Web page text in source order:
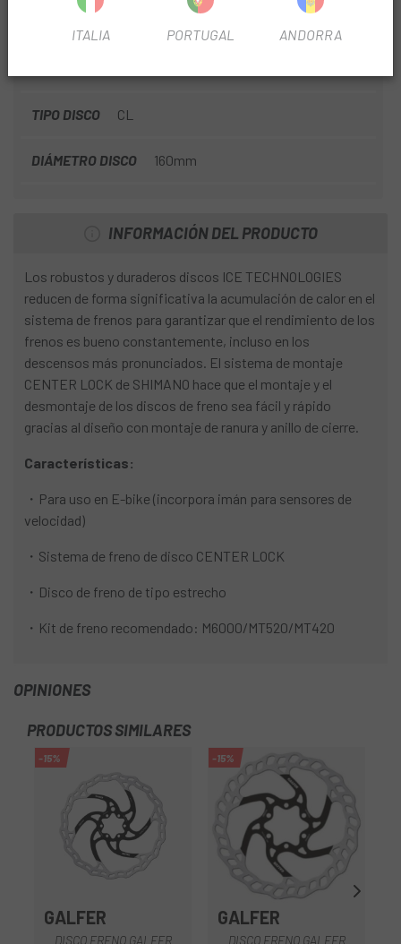
TIPO DISCO CL
DIÁMETRO DISCO 160mm
INFORMACIÓN DEL PRODUCTO
Los robustos y duraderos discos ICE TECHNOLOGIES
reducen de forma significativa la acumulación de calor en el
sistema de frenos para garantizar que el rendimiento de los
frenos es bueno constantemente, incluso en los
descensos más pronunciados. El sistema de montaje
CENTER LOCK de SHIMANO hace que el montaje y el
desmontaje de los discos de freno sea fácil y rápido
gracias al diseño con montaje de ranura y anillo de cierre.
Características:
・Para uso en E-bike (incorpora imán para sensores de
velocidad)
・Sistema de freno de disco CENTER LOCK
・Disco de freno de tipo estrecho
・Kit de freno recomendado: M6000/MT520/MT420
OPINIONES
PRODUCTOS SIMILARES
-15%
GALFER
DISCO FRENO GALFER
-15%
GALFER
DISCO FRENO GALFER
ITALIA PORTUGAL ANDORRA